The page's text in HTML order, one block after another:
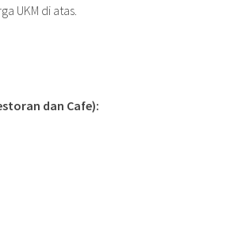
UKM di atas.
dan Cafe):